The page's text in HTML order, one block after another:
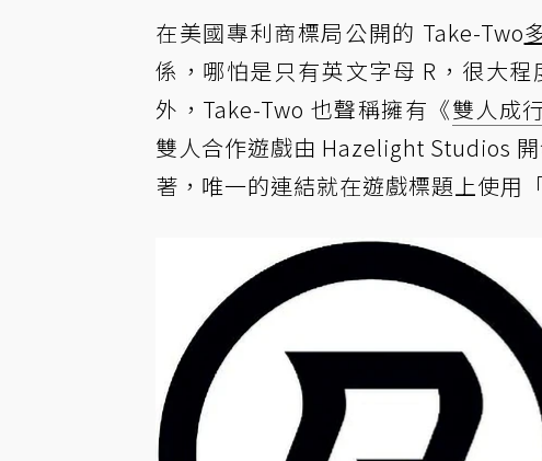
在美國專利商標局公開的 Take-Two
係，哪怕是只有英文字母 R，很大
外，Take-Two 也聲稱擁有《雙人成行
雙人合作遊戲由 Hazelight Studios
著，唯一的連結就在遊戲標題上使用